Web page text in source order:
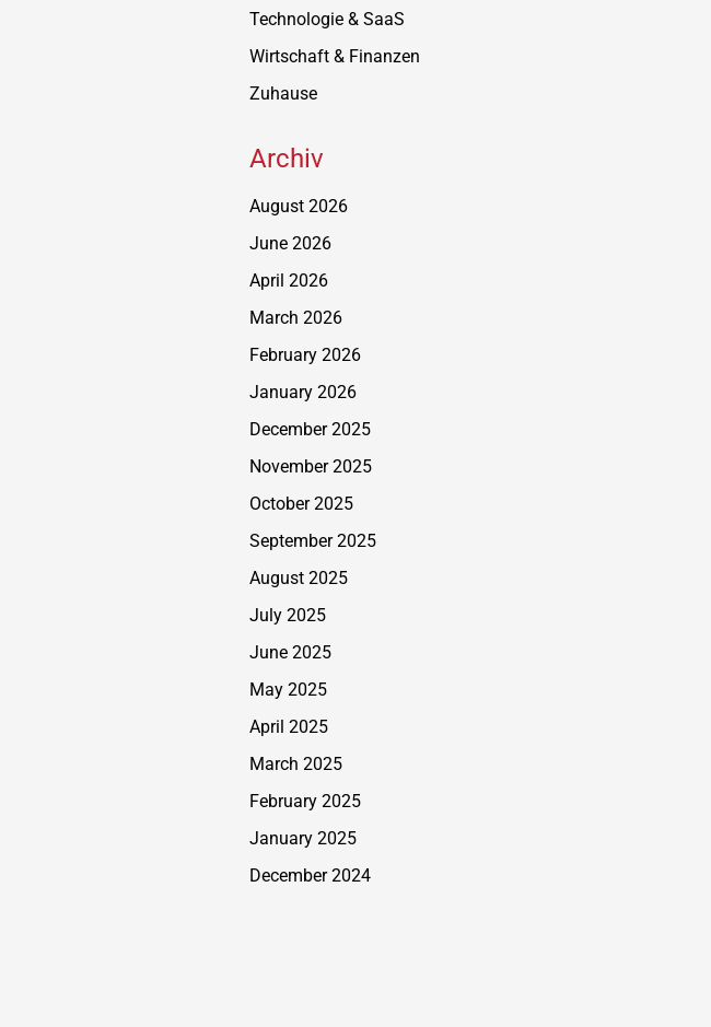
Technologie & SaaS
Wirtschaft & Finanzen
Zuhause
Archiv
August 2026
June 2026
April 2026
March 2026
February 2026
January 2026
December 2025
November 2025
October 2025
September 2025
August 2025
July 2025
June 2025
May 2025
April 2025
March 2025
February 2025
January 2025
December 2024